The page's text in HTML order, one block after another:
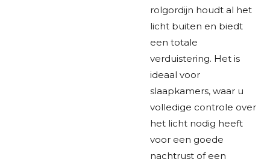
rolgordijn houdt al het
licht buiten en biedt
een totale
verduistering. Het is
ideaal voor
slaapkamers, waar u
volledige controle over
het licht nodig heeft
voor een goede
nachtrust of een